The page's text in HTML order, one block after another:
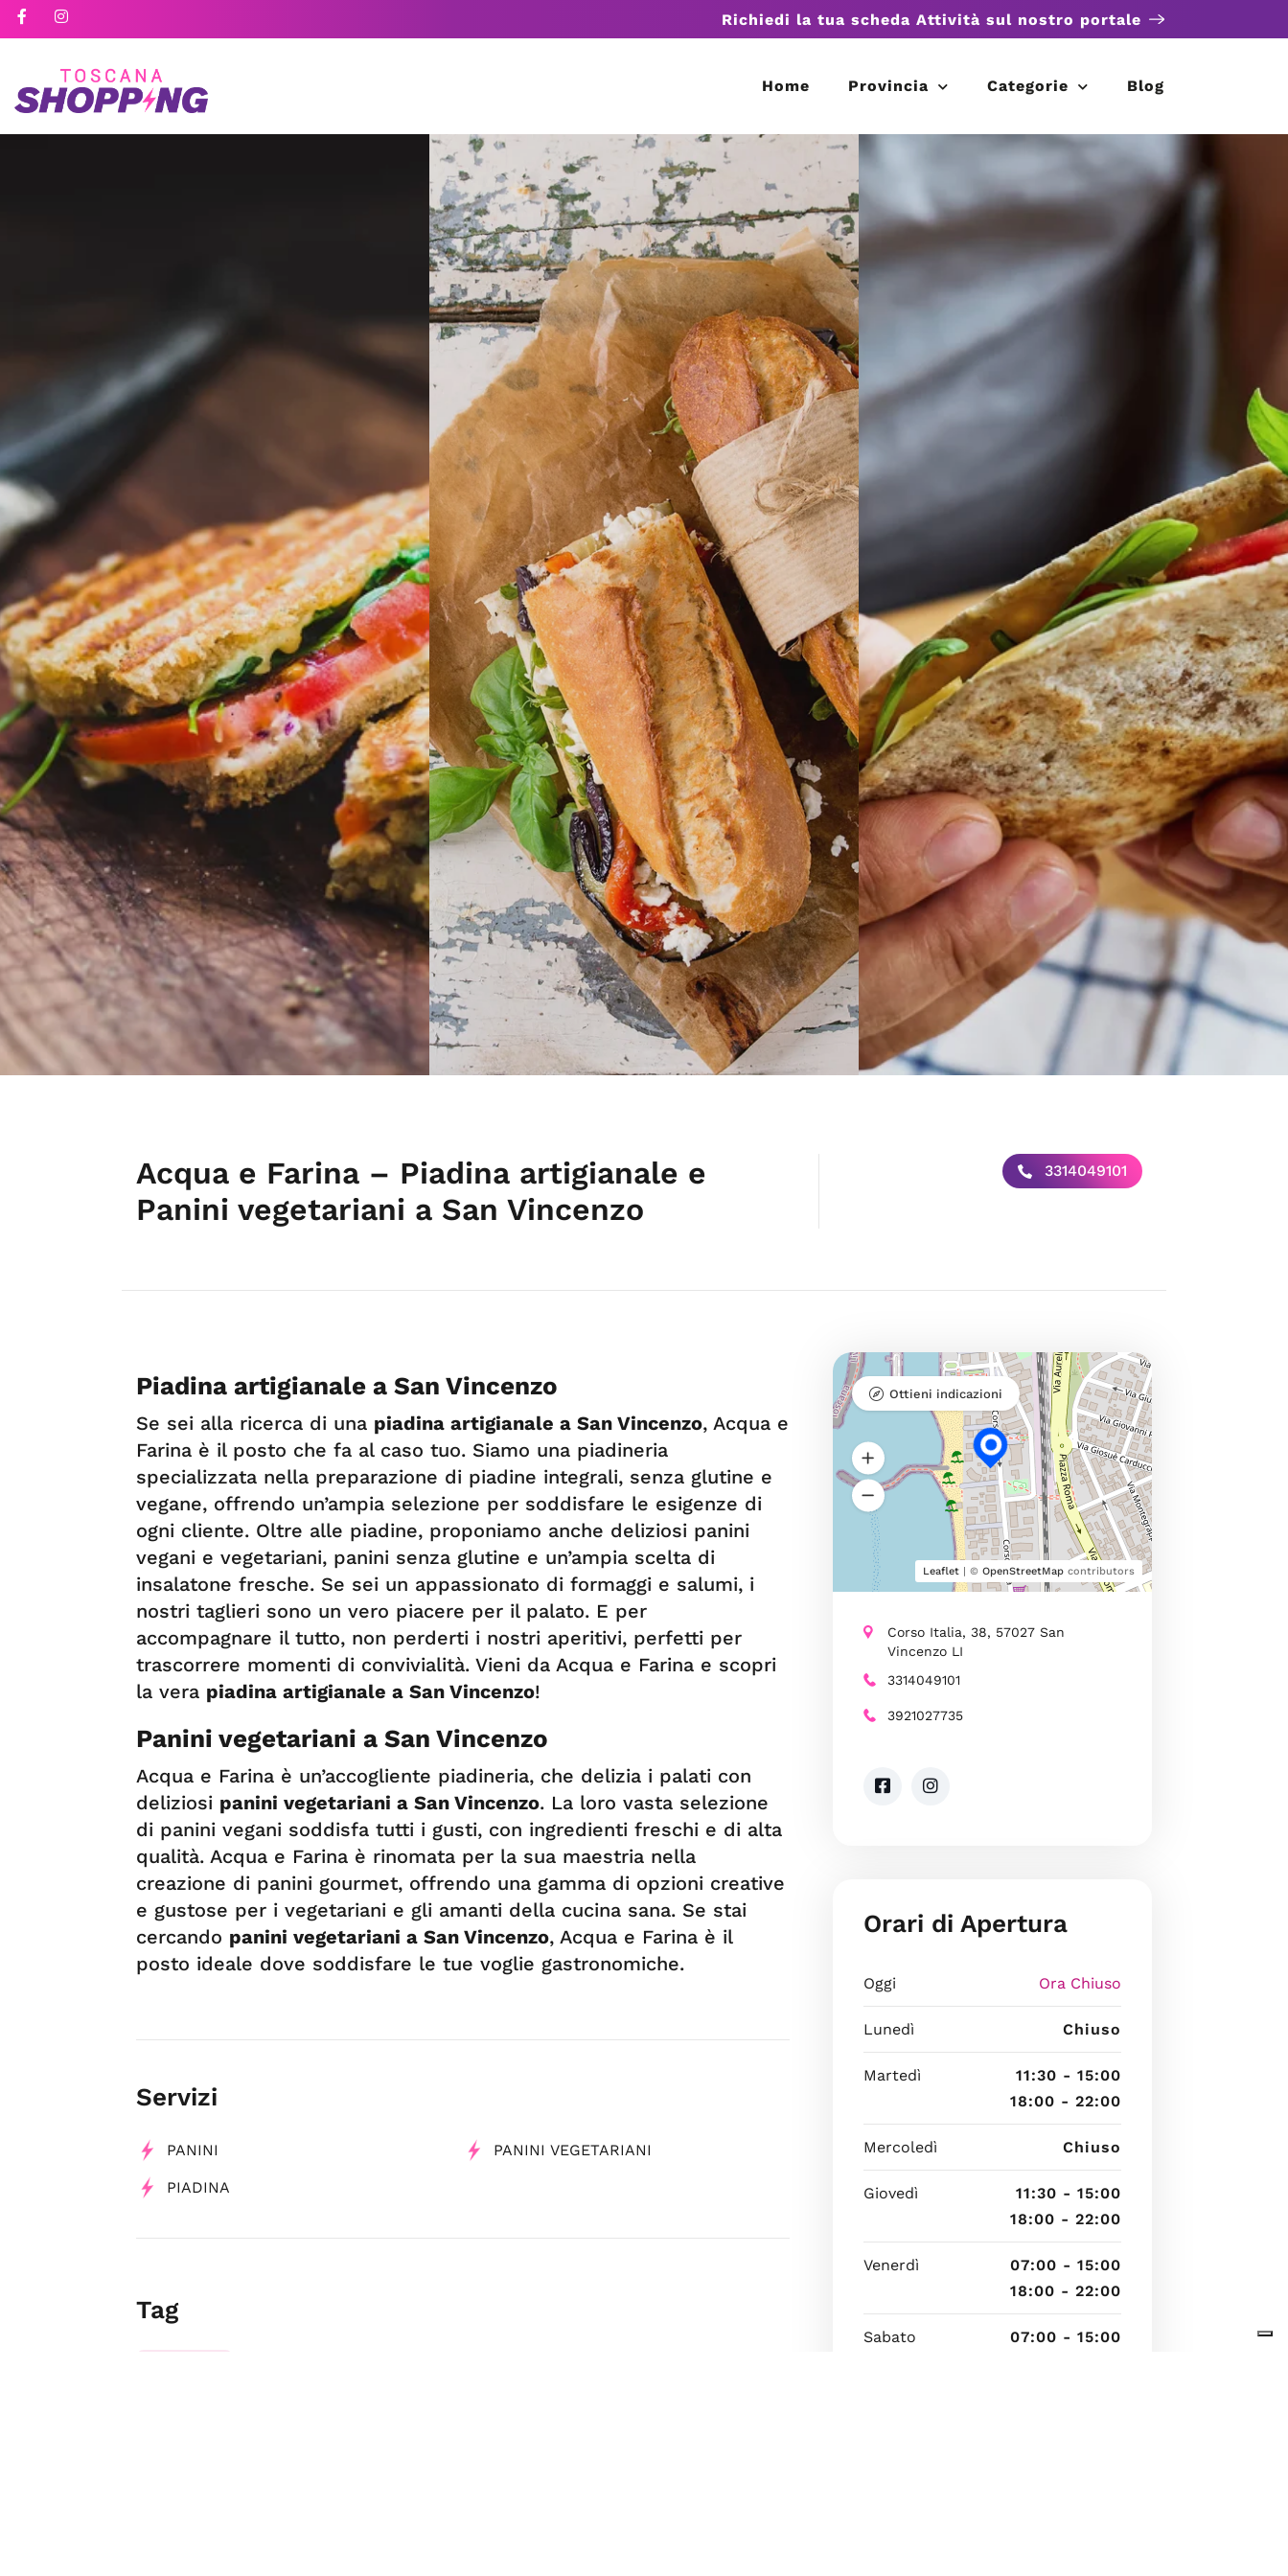
Richiedi la tua scheda Attività sul nostro portale
Home Provincia Categorie Blog
Acqua e Farina – Piadina artigianale e
Panini vegetariani a San Vincenzo
3314049101
Piadina artigianale a San Vincenzo
Se sei alla ricerca di una piadina artigianale a San Vincenzo, Acqua e
Farina è il posto che fa al caso tuo. Siamo una piadineria
specializzata nella preparazione di piadine integrali, senza glutine e
vegane, offrendo un’ampia selezione per soddisfare le esigenze di
ogni cliente. Oltre alle piadine, proponiamo anche deliziosi panini
vegani e vegetariani, panini senza glutine e un’ampia scelta di
insalatone fresche. Se sei un appassionato di formaggi e salumi, i
nostri taglieri sono un vero piacere per il palato. E per
accompagnare il tutto, non perderti i nostri aperitivi, perfetti per
trascorrere momenti di convivialità. Vieni da Acqua e Farina e scopri
la vera piadina artigianale a San Vincenzo!
Panini vegetariani a San Vincenzo
Acqua e Farina è un’accogliente piadineria, che delizia i palati con
deliziosi panini vegetariani a San Vincenzo. La loro vasta selezione
di panini vegani soddisfa tutti i gusti, con ingredienti freschi e di alta
qualità. Acqua e Farina è rinomata per la sua maestria nella
creazione di panini gourmet, offrendo una gamma di opzioni creative
e gustose per i vegetariani e gli amanti della cucina sana. Se stai
cercando panini vegetariani a San Vincenzo, Acqua e Farina è il
posto ideale dove soddisfare le tue voglie gastronomiche.
Servizi
PANINI PANINI VEGETARIANI
PIADINA
Tag
Leaflet| © OpenStreetMapcontributors
Ottieni indicazioni
Corso Italia, 38, 57027 San
Vincenzo LI
3314049101
3921027735
Orari di Apertura
Oggi Ora Chiuso
Lunedì Chiuso
Martedì
11:30 - 15:00
18:00 - 22:00
Mercoledì Chiuso
Giovedì
11:30 - 15:00
18:00 - 22:00
Venerdì
07:00 - 15:00
18:00 - 22:00
Sabato
07:00 - 15:00